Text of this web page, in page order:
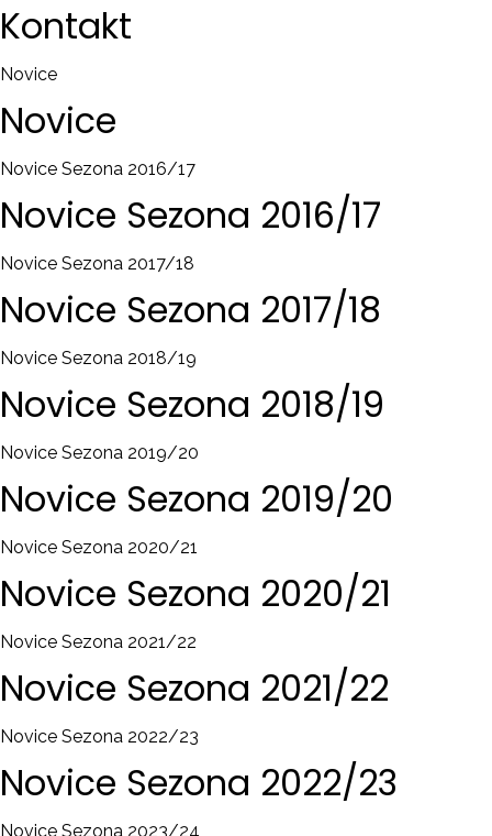
Kontakt
Novice
Novice
Novice Sezona 2016/17
Novice Sezona 2016/17
Novice Sezona 2017/18
Novice Sezona 2017/18
Novice Sezona 2018/19
Novice Sezona 2018/19
Novice Sezona 2019/20
Novice Sezona 2019/20
Novice Sezona 2020/21
Novice Sezona 2020/21
Novice Sezona 2021/22
Novice Sezona 2021/22
Novice Sezona 2022/23
Novice Sezona 2022/23
Novice Sezona 2023/24